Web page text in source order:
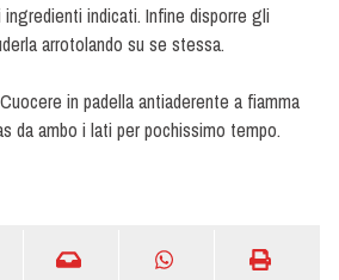
indicati. Infine disporre gli
arrotolando su se stessa.
in padella antiaderente a fiamma
da ambo i lati per pochissimo tempo.